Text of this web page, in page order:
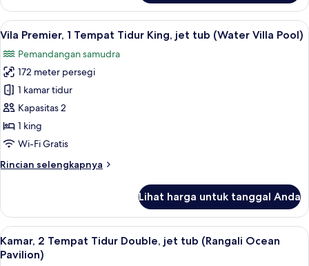
Villa)
Vila
Grand,
Beberapa
Tidur,
jet
tub
(Water
Villa)
Lihat
semua
foto
untuk
Vila
Premier,
1
Tempat
King,
(Water
Villa
Pool)
Vila Premier, 1 Tempat Tidur King,
6
Vila Premier, 1 Tempat Tidur King, jet tub (Water Villa Pool)
Pemandangan samudra
172 meter persegi
1 kamar tidur
Kapasitas 2
1 king
Wi-Fi Gratis
Rincian selengkapnya
Rincian
Vila
Premier,
1
Tempat
Lihat harga untuk tanggal Anda
Lihat
semua
Kamar, 2 Tempat Tidur Double, jet
14
Kamar, 2 Tempat Tidur Double, jet tub (Rangali Ocean
Pavilion)